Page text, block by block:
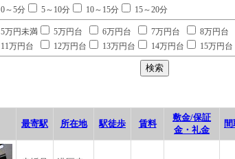
0～5分 5～10分 10～15分 15～20分
5万円未満 5万円台 6万円台 7万円台 8万円台
11万円台
12万円台 13万円台 14万円台 15万円台
最寄駅 所在地 駅徒歩 賃料
敷金/保証
金・礼金
間